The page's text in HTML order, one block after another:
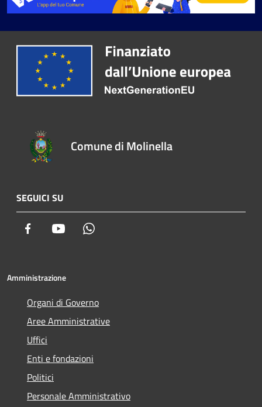
Comune di Molinella
SEGUICI SU
Facebook Youtube
Amministrazione
Organi di Governo
Aree Amministrative
Uffici
Enti e fondazioni
Politici
Personale Amministrativo